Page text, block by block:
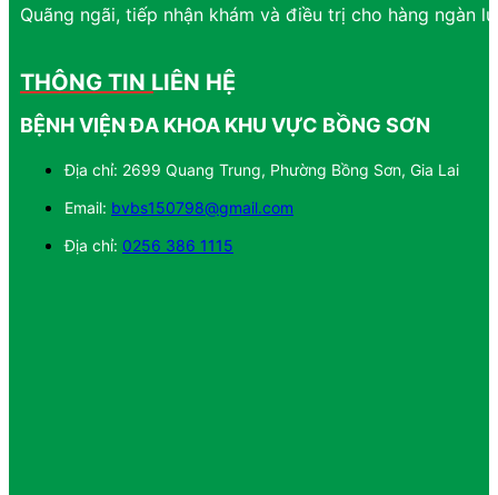
Quãng ngãi, tiếp nhận khám và điều trị cho hàng ngàn
THÔNG TIN LIÊN HỆ
BỆNH VIỆN ĐA KHOA KHU VỰC BỒNG SƠN
Địa chỉ: 2699 Quang Trung, Phường Bồng Sơn, Gia Lai
Email: bvbs150798@gmail.com
Địa chỉ: 0256 386 1115